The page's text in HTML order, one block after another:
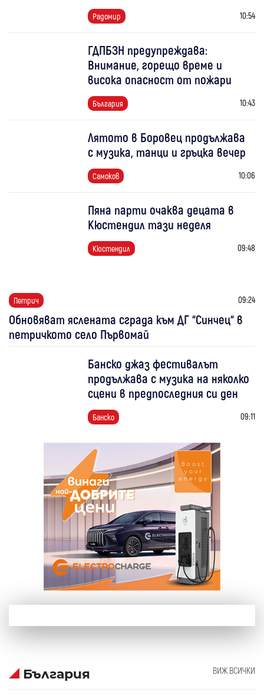
Радомир 10:54
ГДПБЗН предупреждава:
Внимание, горещо време и
висока опасност от пожари
България 10:43
Лятото в Боровец продължава
с музика, танци и гръцка вечер
Самоков 10:06
Пяна парти очаква децата в
Кюстендил тази неделя
Кюстендил 09:48
Петрич 09:24
Обновяват яслената сграда към ДГ “Синчец“ в
петричкото село Първомай
Банско джаз фестивалът
продължава с музика на няколко
сцени в предпоследния си ден
Банско 09:11
България ВИЖ ВСИЧКИ